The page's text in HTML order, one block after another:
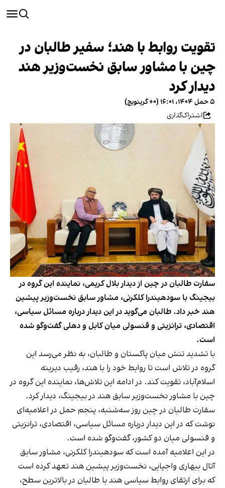
تقویت روابط با هند؛ سفیر طالبان در
چین با مشاور سابق نخست‌وزیر هند
دیدار کرد
۵ حمل ۱۴۰۴، ۱۶:۰۱ (‎+۰ گرینویچ)
اشتراک‌گذاری
سفارت طالبان در چین از دیدار بلال کریمی، نماینده این گروه در
بیجینگ با سودهیندرا کلکرنی، مشاور سابق نخست‌وزیر پیشین
هند خبر داد. طالبان می‌گوید در این دیدار درباره ‌مسائل سیاسی،
اقتصادی، ترانزیتی و قنسولی میان کابل و دهلی گفت‌وگو شده
است.
با تشدید تنش‌ میان پاکستان و طالبان، به نظر می‌رسد این
گروه در تلاش است تا روابط خود را با هند، رقیب دیرینه
اسلام‌آباد، تقویت کند. در ادامه این تلاش‌ها، نماینده این گروه در
چین با مشاور نخست‌وزیر سابق هند در بیجینگ، دیدار کرد.
سفارت طالبان در چین روز سه‌شنبه، پنجم حمل در اعلامیه‌ای
نوشت که در این دیدار درباره مسائل سیاسی، اقتصادی، ترانزیتی
و قنسولی میان دو کشور، گفت‌وگو شده است.
در این اعلامیه آمده است که سودهیندرا کلکرنی، مشاور سابق
آتال بیهاری واجپایی، نخست‌وزیر پیشین هند تعهد کرده است
که برای ارتقای روابط سیاسی هند با طالبان در بالاترین سطح،